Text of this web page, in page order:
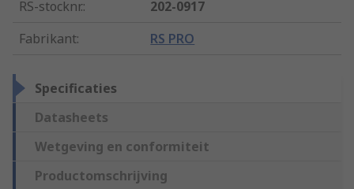
RS-stocknr.:
202-0917
Fabrikant: RS PRO
Specificaties
Datasheets
Wetgeving en conformiteit
Productomschrijving